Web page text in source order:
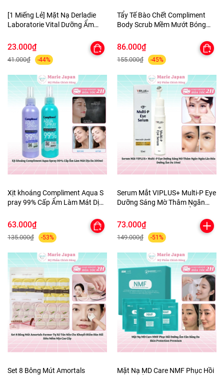
[1 Miếng Lẻ] Mặt Nạ Derladie
Laboratorie Vital Dưỡng Ẩm
23.000₫
41.000₫ -44%
Tẩy Tế Bào Chết Compliment
Body Scrub Mềm Mướt Bóng
86.000₫
155.000₫ -45%
Xịt khoáng Compliment Aqua S
pray 99% Cấp Ẩm Làm Mát Dịu
63.000₫
135.000₫ -53%
Serum Mắt VIPLUS+ Multi-P Eye
Dưỡng Sáng Mờ Thâm Ngăn
10ml
73.000₫
149.000₫ -51%
Set 8 Bông Mút Amortals
Mặt Nạ MD Care NMF Phục Hồi